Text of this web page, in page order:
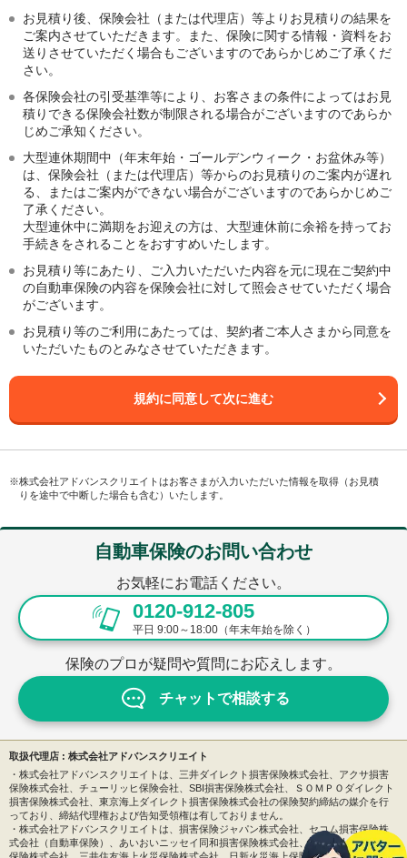
当社は、お客さまにご提供するターゲティング広告の一部を以下の広告配信事業
者各社に委託しております。そのため、お客さまが、以下の広告配信事業者各社
から配信される広告が表示されるWebサイトを訪問された場合には、以下の各社
がCookieを使用・参照する場合がございます。
Cookieの使用に関する説明、Cookieによって取得される情報、またはオプトアウ
ト（Cookieの利用に対する拒否権）の手続き等について詳しくお知りになりたい
方は、以下の広告配信事業者各社のWebサイトをご参照ください。
https://policies.google.com/technologies/ads?hl=ja
https://support.google.com/ads/answer/2662922?hl=ja
・LINEヤフー株式会社
https://www.lycorp.co.jp/ja/company/privacypolicy/
https://btoptout.yahoo.co.jp/optout/index.html
https://optout.tr.line.me/?openExternalBrowser=1
・スマートニュース株式会社
https://www.smartnews.com/privacy/#jp
https://www.smartnews-ads.com/optout/
・Meta Platforms, Inc.
https://www.facebook.com/privacy/policy
https://www.facebook.com/privacy/policies/cookies/
https://www.facebook.com/help/109378269482053/?locale=ja_JP
・株式会社Gunosy
https://gunosy.com/about/privacy
https://x.com/ja/privacy
https://help.x.com/ja/safety-and-security/privacy-controls-for-tailored-ads
https://www.so-netmedia.jp/cookie/index.html
https://www.so-netmedia.jp/cookie/dsp_optout.html
https://www.outbrain.com/privacy/
https://my.outbrain.com/recommendations-settings/home
・株式会社D2C（docomo Ad Network）
https://www.d2c.co.jp/policy/
https://policy.d2c.ne.jp/optout/dd/optout.html
・ByteDance（TikTok）
https://www.tiktok.com/legal/page/row/privacy-policy/ja
https://support.tiktok.com/ja/account-and-privacy/personalized-ads-and-data
https://www.criteo.com/jp/privacy/
https://www.criteo.com/jp/privacy/disable-criteo-services-on-mobile-applications/
https://www.criteo.com/jp/privacy/disable-criteo-services-on-internet-browsers/
・Microsoft Corporation 及び日本マイクロソフト株式会社
ー-4527dbbc-0d52-44cf-8ced-7c7f755b6691
・株式会社ジモティー
https://jmty.jp/about/privacy
https://jmty.jp/info/userdata_external_transmission
・株式会社アイモバイル
https://www.i-mobile.co.jp/privacy.html
https://www.i-mobile.co.jp/optout.html
お見積り後、保険会社（または代理店）等よりお見積りの結果を
ご案内させていただきます。また、保険に関する情報・資料をお
送りさせていただく場合もございますのであらかじめご了承くだ
さい。
各保険会社の引受基準等により、お客さまの条件によってはお見
積りできる保険会社数が制限される場合がございますのであらか
じめご承知ください。
大型連休期間中（年末年始・ゴールデンウィーク・お盆休み等）
は、保険会社（または代理店）等からのお見積りのご案内が遅れ
る、またはご案内ができない場合がございますのであらかじめご
了承ください。
大型連休中に満期をお迎えの方は、大型連休前に余裕を持ってお
手続きをされることをおすすめいたします。
お見積り等にあたり、ご入力いただいた内容を元に現在ご契約中
の自動車保険の内容を保険会社に対して照会させていただく場合
がございます。
お見積り等のご利用にあたっては、契約者ご本人さまから同意を
いただいたものとみなさせていただきます。
規約に同意して次に進む
※株式会社アドバンスクリエイトはお客さまが入力いただいた情報を取得（お見積
りを途中で中断した場合も含む）いたします。
自動車保険のお問い合わせ
お気軽にお電話ください。
0120-912-805
平日 9:00～18:00（年末年始を除く）
保険のプロが疑問や質問にお応えします。
チャットで相談する
取扱代理店 : 株式会社アドバンスクリエイト
・株式会社アドバンスクリエイトは、三井ダイレクト損害保険株式会社、アクサ損害
保険株式会社、チューリッヒ保険会社、SBI損害保険株式会社、ＳＯＭＰＯダイレクト
損害保険株式会社、東京海上ダイレクト損害保険株式会社の保険契約締結の媒介を行
っており、締結代理権および告知受領権は有しておりません。
・株式会社アドバンスクリエイトは、損害保険ジャパン株式会社、セコム損害保険株
式会社（自動車保険）、あいおいニッセイ同和損害保険株式会社、東京海上日動火災